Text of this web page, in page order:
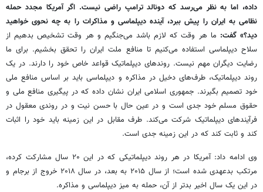
داده، اما به نظر می‌رسد که دونالد ترامپ راضی نیست. اگر آمریکا مجدد حمله
نظامی به ایران را پیش ببرد، آینده دیپلماسی و مذاکرات را به چه نحوی خواهید
دید؟» گفت: ما هر وقت که لازم باشد می‌جنگیم و هر وقت تشخیص بدهیم از
سلاح دیپلماسی استفاده می‌کنیم تا منافع ملت ایران را تحقق بخشیم. برای ما
رضایت دیگران مهم نیست. روندهای دیپلماتیک قواعد خاص خود را دارند. در یک
روند دیپلماتیک، طرف‌های دخیل در مذاکره و دیپلماسی باید بر اساس منافع ملی
خود تصمیم بگیرند. جمهوری اسلامی ایران نشان داده که در پیگیری منافع ملی و
حقوق مسلم خود جدی است و در عین حال با حسن نیت و در روندی معقول در
فرآیندهای دیپلماتیک شرکت می‌کند. طرف مقابل در این زمینه باید خود را اثبات
کند و ثابت کند که در این زمینه جدی است.
وی ادامه داد: آمریکا در هر روند دیپلماتیکی که در این ۲۰ سال مشارکت کرده،
مرتکب بدعهدی شده است؛ از سال ۲۰۱۵ به بعد، در سال ۲۰۱۸ خروج از برجام و
در این یک سال اخیر بدتر از آن، حمله به میز دیپلماسی و مذاکره.